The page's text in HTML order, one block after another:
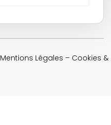
Mentions Légales – Cookies